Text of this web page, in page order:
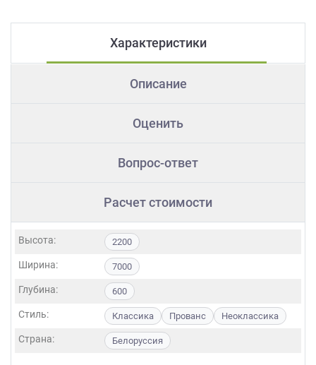
Характеристики
Описание
Оценить
Вопрос-ответ
Расчет стоимости
Высота: 2200
Ширина: 7000
Глубина: 600
Стиль: Классика Прованс Неоклассика
Страна: Белоруссия